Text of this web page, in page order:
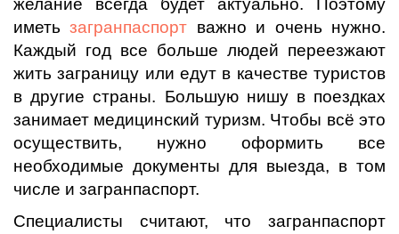
желание всегда будет актуально. Поэтому
иметьзагранпаспорт важно и очень нужно.
Каждый год все больше людей переезжают
жить заграницу или едут в качестве туристов
в другие страны. Большую нишу в поездках
занимает медицинский туризм. Чтобы всё это
осуществить, нужно оформить все
необходимые документы для выезда, в том
числе и загранпаспорт.
Специалисты считают, что загранпаспорт